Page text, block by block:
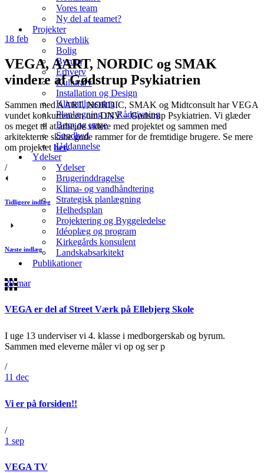
Vores team
Ny del af teamet?
Projekter
Overblik
Bolig
Byrum
Erhverv
Kulturarv
Installation og Design
Klimatilpasning
Planlægning og Rådgivning
Børn og unge
Sundhed
Uddannelse
Ydelser
Ydelser
Brugerinddragelse
Klima- og vandhåndtering
Strategisk planlægning
Helhedsplan
Projektering og Byggeledelse
Idéoplæg og program
Kirkegårds konsulent
Landskabsarkitekt
Publikationer
18 feb
VEGA, AART, NORDIC og SMAK
vindere af Gødstrup Psykiatrien
Sammen med AART, NORDIC, SMAK og Midtconsult har VEGA
vundet konkurrencen om DNV – Gødstrup Psykiatrien. Vi glæder
os meget til at arbejde videre med projektet og sammen med
arkitekterne skabe gode rammer for de fremtidige brugere. Se mere
om projektet her.
/
Tidligere indlæg
Næste indlæg
29 mar
VEGA er del af Street Værk på Ellebjerg Skole
I uge 13 underviser vi 4. klasse i medborgerskab og byrum.
Sammen med eleverne måler vi op og ser p
/
11 dec
Vi er på forsiden!!
/
1 sep
VEGA TV